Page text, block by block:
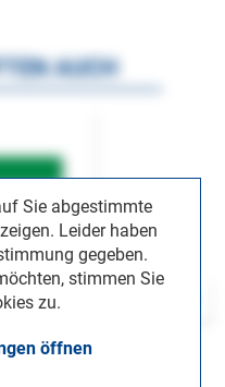
Sie abgestimmte
Leider haben
gegeben.
stimmen Sie
zu.
öffnen
AUCH